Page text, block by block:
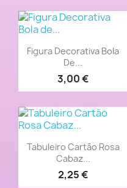
Vista rápida
Figura Decorativa Bola
De...
3,00 €
Vista rápida
Tabuleiro Cartão Rosa
Cabaz...
2,25 €